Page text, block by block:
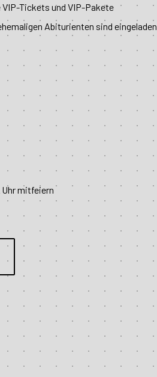
VIP-Tickets und VIP-Pakete
Abiturienten sind eingeladen
Uhr mitfeiern